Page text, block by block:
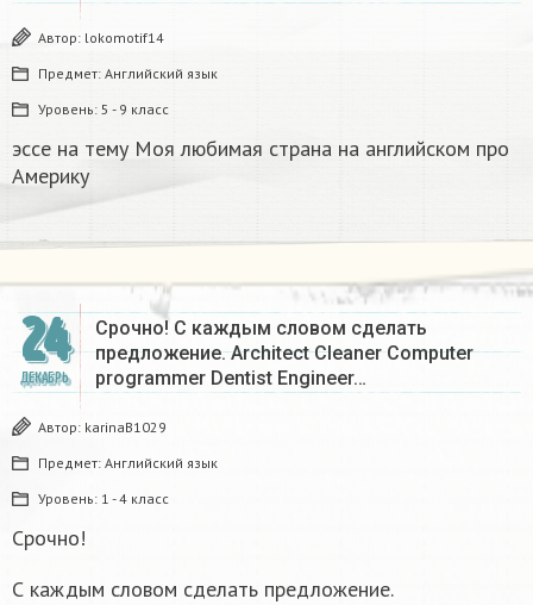
Автор: lokomotif14
Предмет: Английский язык
Уровень: 5 - 9 класс
эссе на тему Моя любимая страна на английском про
Америку​
24
ДЕКАБРЬ
Срочно! С каждым словом сделать
предложение. Architect Cleaner Computer
programmer Dentist Engineer…
Автор: karinaB1029
Предмет: Английский язык
Уровень: 1 - 4 класс
Срочно!
С каждым словом сделать предложение.